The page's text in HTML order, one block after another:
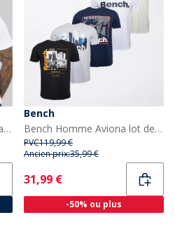
Calvin Klein Jeans T-shirts classiques Homme - Pacquet Double Bright White/Dark Teal
Bench
Bench Homme Aviona lot de 5 T-Shirts Mixed
PVC119,99 €
Ancien prix:35,99 €
Current
31,99 €
-50% ou plus